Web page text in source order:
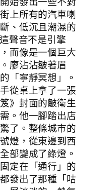
上所有的汽車喇
、低沉且潮濕的
聲音不是引擎
而像是一個巨大
廖沾沾皺著眉
「寧靜冥想」。
從桌上拿了一張
》封面的皺衛生
。他一腳踏出店
了。整條城市的
燈，從東邊到西
部變成了綠燈。
定在「通行」的
發出了那種「咕